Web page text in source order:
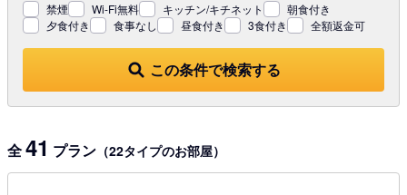
この条件で検索する
禁煙 Wi-Fi無料 キッチン/キチネット
朝食付き
夕食付き
食事なし 昼食付き 3食付き 全額返金可
全41 プラン （22タイプのお部屋）